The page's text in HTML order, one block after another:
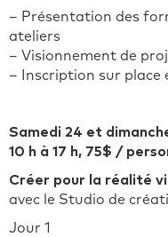
– Présentation des
ateliers
– Visionnement de
– Inscription sur place
Samedi 24 et
10 h à 17 h, 75$ /
Créer pour la réalité
avec le Studio de
Jour 1